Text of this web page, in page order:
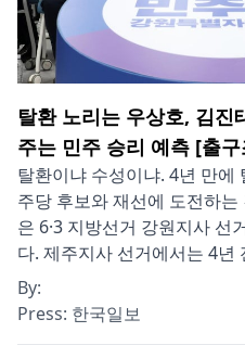
탈환 노리는 우상호, 김진
주는 민주 승리 예측 [출
탈환이냐 수성이냐. 4년 만에
주당 후보와 재선에 도전하
은 6·3 지방선거 강원지사 선
다. 제주지사 선거에서는 4년
By:
Press: 한국일보